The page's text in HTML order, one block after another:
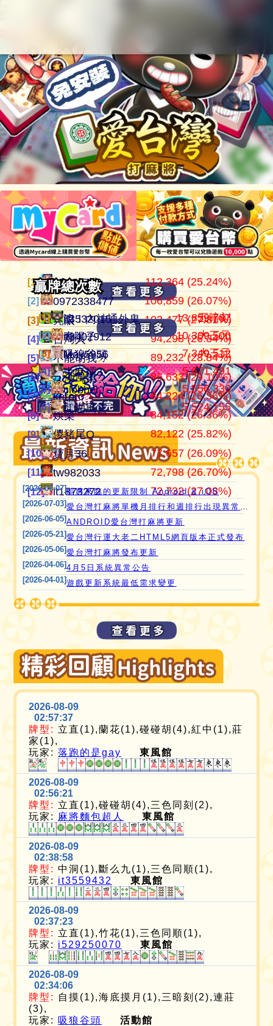
愛台灣打麻將🖥️📱適用於所有市面上大部分
瀏覽器(HTML5 遊戲)，免下載，免安裝，
現在立即點擊馬上玩😊❤️💕😘
[1] 江湖風雲 105,136,701
[2] 田寮阿寶 37,514,997
[3] 11060203 24,292,366
[4] ‘見好就收’ 21,354,199
[5] Apple0613 21,270,160
[6] it2989674 18,649,605
[7] i918472090 15,720,816
[8] ONTARIO歐巴桑 11,221,251
[9] it2967408 9,801,724
[10] i757724391 9,588,506
[11] 青陽子 9,426,495
[12] i339494808 8,423,097
贏牌總次數
贏牌總次數
[1] 07100710 112,364 (25.24%)
[2] 0972338477 106,859 (26.07%)
[3] 亮眼 103,477 (27.81%)
[4] 台灣人 94,298 (26.34%)
[5] 不能胡我ㄉ 89,232 (28.84%)
[6] 江湖風雲 86,633 (29.10%)
[7] keroro 84,224 (26.36%)
[8] 娛樂 84,152 (26.36%)
[9] 儍豬尾Q 82,122 (25.82%)
[10] 寶月36 77,657 (26.09%)
[11] tw982033 72,798 (26.70%)
[12] it1873272 72,732 (27.08%)
[1] 07100710 445,152
[2] 0972338477 409,909
[3] 亮眼 372,053
[4] 台灣人 357,982
[5] keroro 319,481
[6] 娛樂 319,235
[7] 儍豬尾Q 318,065
[8] 不能胡我ㄉ 309,439
[9] 江湖風雲 297,664
[10] 寶月36 297,600
[11] itw271727 285,594
[12] Ｆanny 276,601
[1] 滾！內神通外鬼坐斃A賽金13,859,787
[2] 青陽子 10,309,500
[3] 吸狼谷頭 7,349,512
[4] 大麻糬3 5,671,491
[5] clobber 5,556,330
[6] 江湖風雲 5,524,155
[1] it3532015 五暗刻
[2] it3402912 大三元
[3] May5956 大三元
[2026-07-07]即將來臨的更新限制 Android & iOS
[2026-07-03]
[2026-06-05]ANDROID愛台灣打麻將更新
[2026-05-21]愛台灣行運大老二HTML5網頁版本正式發布
[2026-05-06]愛台灣打麻將發布更新
[2026-04-06]4月5日系統異常公告
[2026-04-01]遊戲更新系統最低需求變更
2026-08-09
02:57:37
牌型: 立直(1),蘭花(1),碰碰胡(4),紅中(1),莊
家(1),
玩家:落跑的是gay 東風館
2026-08-09
02:56:21
牌型: 立直(1),碰碰胡(4),三色同刻(2),
玩家: 麻將麵包超人 東風館
2026-08-09
02:38:58
牌型: 中洞(1),斷么九(1),三色同順(1),
玩家: it3559432 東風館
2026-08-09
02:37:23
牌型: 立直(1),竹花(1),三色同順(1),
玩家: i529250070 東風館
2026-08-09
02:34:06
牌型:
自摸(1),海底摸月(1),三暗刻(2),連莊
(3),
玩家: 吸狼谷頭 活動館